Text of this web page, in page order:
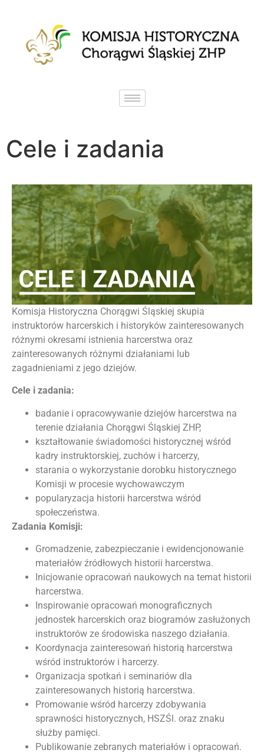
Cele i zadania
Komisja Historyczna Chorągwi Śląskiej skupia
instruktorów harcerskich i historyków zainteresowanych
różnymi okresami istnienia harcerstwa oraz
zainteresowanych różnymi działaniami lub
zagadnieniami z jego dziejów.
Cele i zadania:
badanie i opracowywanie dziejów harcerstwa na
terenie działania Chorągwi Śląskiej ZHP,
kształtowanie świadomości historycznej wśród
kadry instruktorskiej, zuchów i harcerzy,
starania o wykorzystanie dorobku historycznego
Komisji w procesie wychowawczym
popularyzacja historii harcerstwa wśród
społeczeństwa.
Zadania Komisji:
Gromadzenie, zabezpieczanie i ewidencjonowanie
materiałów źródłowych historii harcerstwa.
Inicjowanie opracowań naukowych na temat historii
harcerstwa.
Inspirowanie opracowań monograficznych
jednostek harcerskich oraz biogramów zasłużonych
instruktorów ze środowiska naszego działania.
Koordynacja zainteresowań historią harcerstwa
wśród instruktorów i harcerzy.
Organizacja spotkań i seminariów dla
zainteresowanych historią harcerstwa.
Promowanie wśród harcerzy zdobywania
sprawności historycznych, HSZŚl. oraz znaku
służby pamięci.
Publikowanie zebranych materiałów i opracowań.